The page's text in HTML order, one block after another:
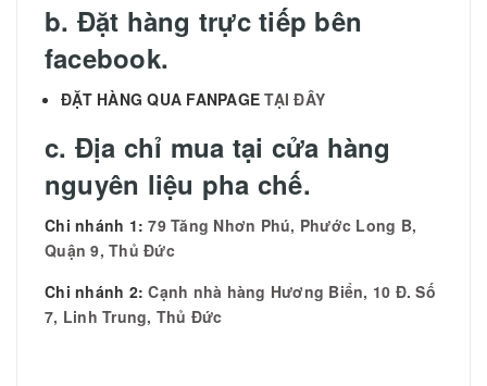
b. Đặt hàng trực tiếp bên
facebook.
ĐẶT HÀNG QUA FANPAGETẠI ĐÂY
c. Địa chỉ mua tại cửa hàng
nguyên liệu pha chế.
Chi nhánh 1:79 Tăng Nhơn Phú, Phước Long B,
Quận 9, Thủ Đức
Chi nhánh 2:Cạnh nhà hàng Hương Biển, 10 Đ. Số
7, Linh Trung, Thủ Đức